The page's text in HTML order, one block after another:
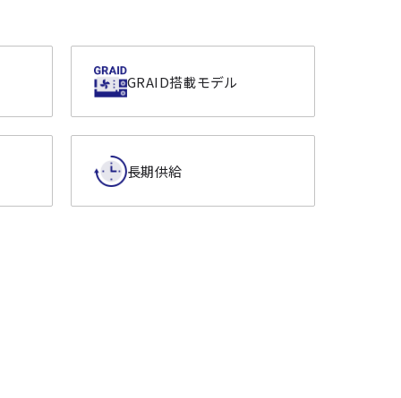
GRAID搭載モデル
長期供給